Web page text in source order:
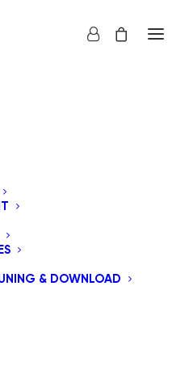
& DOWNLOAD
laag naar hoog
sortering
populariteit
hoog naar laag